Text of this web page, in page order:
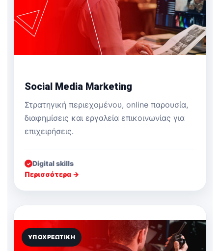
Social Media Marketing
Στρατηγική περιεχομένου, online παρουσία,
διαφημίσεις και εργαλεία επικοινωνίας για
επιχειρήσεις.
✓ Digital skills
Περισσότερα →
ΥΠΟΧΡΕΩΤΙΚΉ